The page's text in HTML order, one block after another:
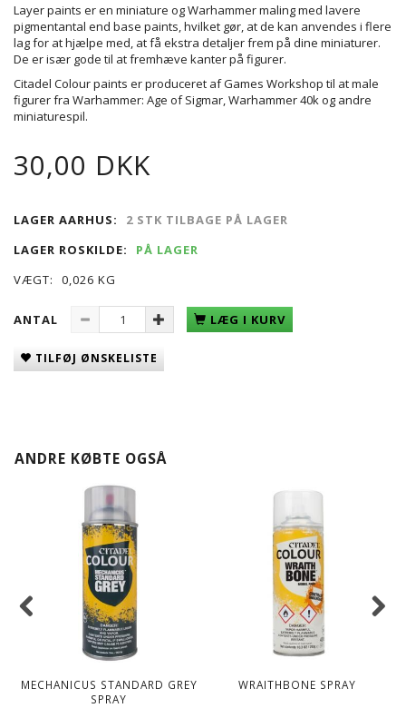
Layer paints er en miniature og Warhammer maling med lavere
pigmentantal end base paints, hvilket gør, at de kan anvendes i flere
lag for at hjælpe med, at få ekstra detaljer frem på dine miniaturer.
De er især gode til at fremhæve kanter på figurer.
Citadel Colour paints er produceret af Games Workshop til at male
figurer fra Warhammer: Age of Sigmar, Warhammer 40k og andre
miniaturespil.
30,00 DKK
LAGER AARHUS:
2 STK TILBAGE PÅ LAGER
LAGER ROSKILDE:
PÅ LAGER
VÆGT:
0,026 KG
ANTAL LÆG I KURV
TILFØJ ØNSKELISTE
ANDRE KØBTE OGSÅ
MECHANICUS STANDARD GREY
SPRAY
WRAITHBONE SPRAY